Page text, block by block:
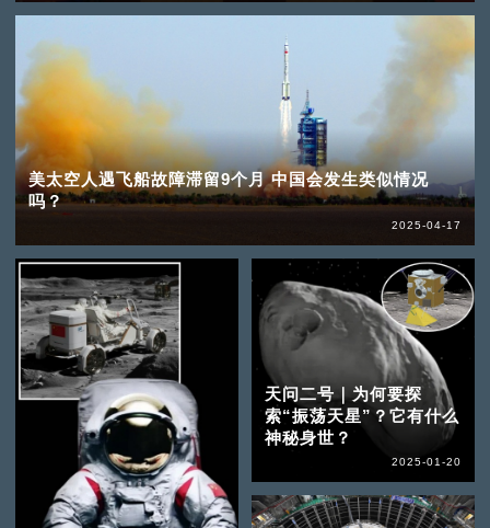
美太空人遇飞船故障滞留9个月 中国会发生类似情况
吗？
2025-04-17
天问二号｜为何要探
索“振荡天星”？它有什么
神秘身世？
2025-01-20